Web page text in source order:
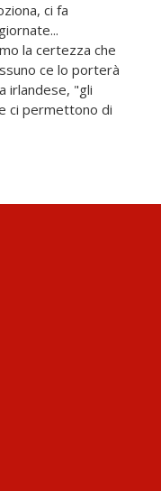
ci fa
la certezza che
ce lo porterà
irlandese, "gli
ci permettono di